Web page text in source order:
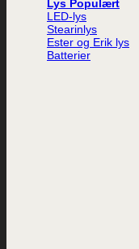
Lys
LED-lys
Stearinlys
Ester og Erik lys
Batterier